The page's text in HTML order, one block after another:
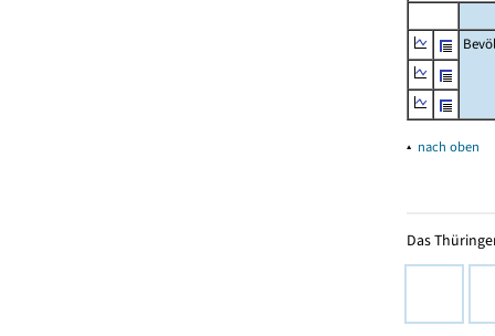
▴ nach oben
Das